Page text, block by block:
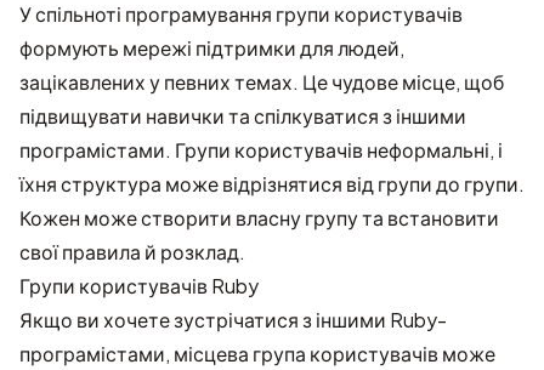
У спільноті програмування групи користувачів
формують мережі підтримки для людей,
зацікавлених у певних темах. Це чудове місце, щоб
підвищувати навички та спілкуватися з іншими
програмістами. Групи користувачів неформальні, і
їхня структура може відрізнятися від групи до групи.
Кожен може створити власну групу та встановити
свої правила й розклад.
Групи користувачів Ruby
Якщо ви хочете зустрічатися з іншими Ruby-
програмістами, місцева група користувачів може